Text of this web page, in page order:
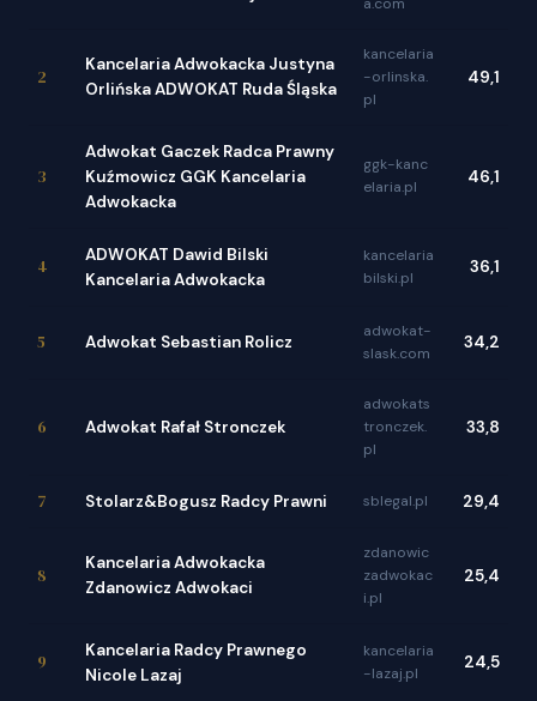
2
Kancelaria Adwokacka Justyna
Orlińska ADWOKAT Ruda Śląska
kancelaria
-orlinska.
pl
49,1
3
Adwokat Gaczek Radca Prawny
Kuźmowicz GGK Kancelaria
Adwokacka
ggk-kanc
elaria.pl
46,1
4
ADWOKAT Dawid Bilski
Kancelaria Adwokacka
kancelaria
bilski.pl
36,1
5 Adwokat Sebastian Rolicz
adwokat-
slask.com
34,2
6 Adwokat Rafał Stronczek
adwokats
tronczek.
pl
33,8
7 Stolarz&Bogusz Radcy Prawni sblegal.pl 29,4
8
Kancelaria Adwokacka
Zdanowicz Adwokaci
zdanowic
zadwokac
i.pl
25,4
9
Kancelaria Radcy Prawnego
Nicole Lazaj
kancelaria
-lazaj.pl
24,5